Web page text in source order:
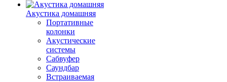
Акустика домашняя
Портативные
колонки
Акустические
системы
Сабвуфер
Саундбар
Встраиваемая